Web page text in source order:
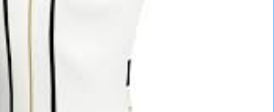
ОКУЛЯРИ